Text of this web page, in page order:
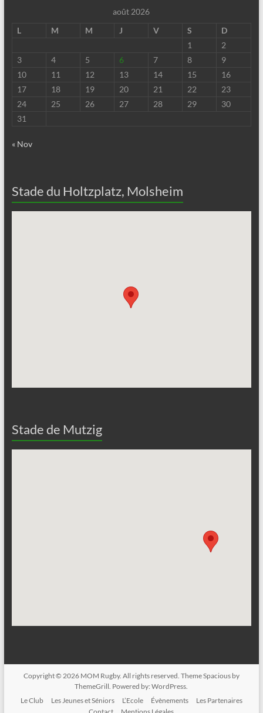
août 2026
L
M M J V S
D
1
2
3
4 5 6 7 8
9
10
11 12 13 14 15
16
17
18 19 20 21 22
23
24
25 26 27 28 29
30
31
« Nov
Stade du Holtzplatz, Molsheim
Stade de Mutzig
Copyright © 2026 MOM Rugby. All rights reserved. ThemeSpaciousby
ThemeGrill. Powered by:WordPress
Le Club
Les Jeunes et Séniors L’Ecole Évènements
Les Partenaires